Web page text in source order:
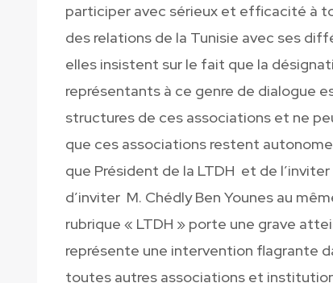
participer avec sérieux et efficacité à
des relations de la Tunisie avec ses
elles insistent sur le fait que la
représentants à ce genre de dialogue
structures de ces associations et ne
que ces associations restent
que Président de la LTDH et de
d’inviter M. Chédly Ben Younes au
rubrique « LTDH » porte une grave
représente une intervention flagrante
toutes autres associations et